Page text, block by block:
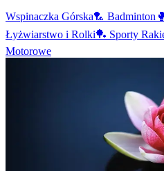
Wspinaczka Górska🏸 Badminton 🥊
Łyżwiarstwo i Rolki🏓 Sporty
Motorowe